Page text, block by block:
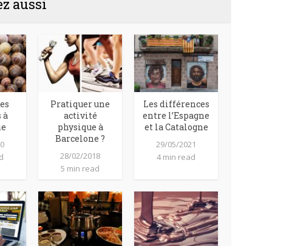
aussi
à
Pratiquer une
activité
physique à
Barcelone ?
28/02/2018
5 min read
Les différences
entre l’Espagne
et la Catalogne
29/05/2021
4 min read